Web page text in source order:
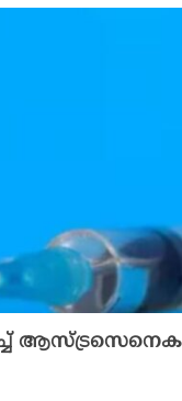
ആസ്ട്രസെനെക